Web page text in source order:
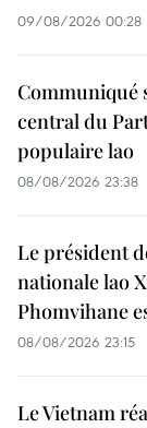
09/08/2026 00:28
Communiqué
central du
populaire lao
08/08/2026 23:38
Le président
nationale lao
Phomvihane
08/08/2026 23:15
Le Vietnam